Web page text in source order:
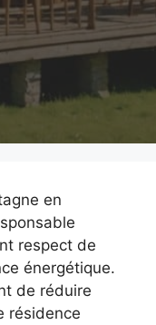
en
respect de
énergétique.
de réduire
résidence